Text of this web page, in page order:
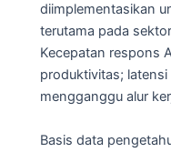
diimplementasikan
terutama pada
Kecepatan respons
produktivitas;
mengganggu alur
Basis data